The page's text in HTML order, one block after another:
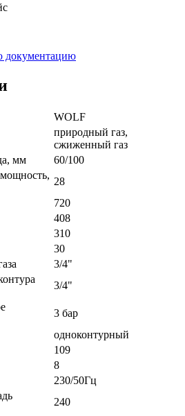
документацию
WOLF
природный газ,
сжиженный газ
мм
60/100
28
720
408
310
30
3/4"
3/4"
3 бар
одноконтурный
109
8
230/50Гц
240